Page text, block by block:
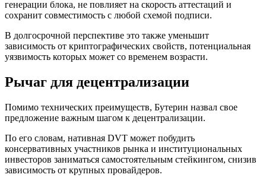
генерации блока, не повлияет на скорость аттестаций и
сохранит совместимость с любой схемой подписи.
В долгосрочной перспективе это также уменьшит
зависимость от криптографических свойств, потенциальная
уязвимость которых может со временем возрасти.
Рычаг для децентрализации
Помимо технических преимуществ, Бутерин назвал свое
предложение важным шагом к децентрализации.
По его словам, нативная DVT может побудить
консервативных участников рынка и институциональных
инвесторов заниматься самостоятельным стейкингом, снизив
зависимость от крупных провайдеров.